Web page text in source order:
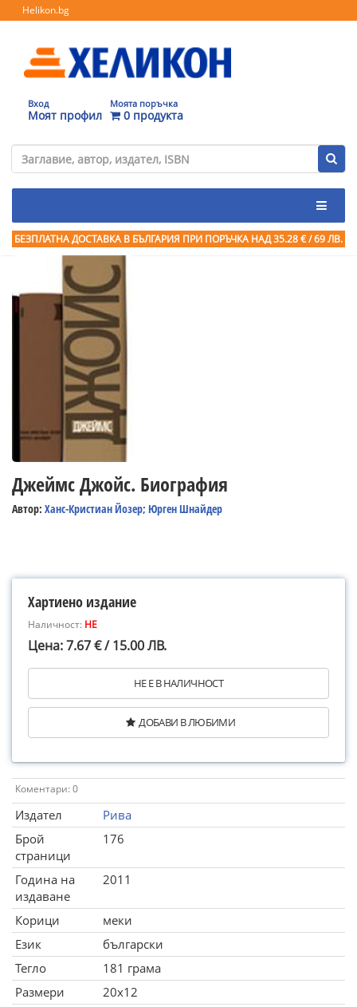
Helikon.bg
Вход
Моят профил
Моята поръчка
0 продукта
БЕЗПЛАТНА ДОСТАВКА В БЪЛГАРИЯ ПРИ ПОРЪЧКА НАД 35.28 € / 69 ЛВ.
Джеймс Джойс. Биография
Автор: Ханс-Кристиан Йозер; Юрген Шнайдер
Хартиено издание
Наличност: НЕ
Цена: 7.67 € / 15.00 ЛВ.
НЕ Е В НАЛИЧНОСТ
ДОБАВИ В ЛЮБИМИ
Коментари: 0
Издател
Рива
Брой
страници
176
Година на
издаване
2011
Корици
меки
Език
български
Тегло
181 грама
Размери
20x12